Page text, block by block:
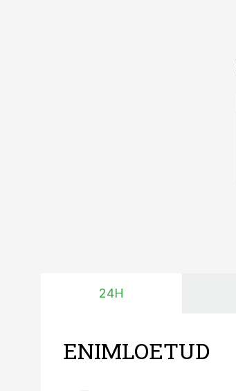
24H
ENIMLOETUD